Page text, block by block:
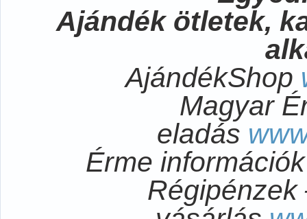
Ajándék ötletek,
AjándékShop
Magyar
eladás
Érme
Régipénzek